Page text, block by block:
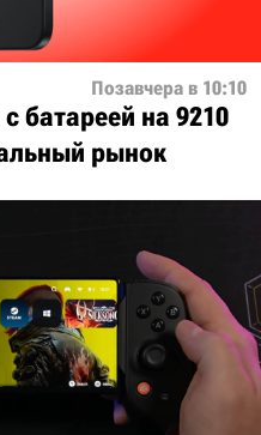
Позавчера в 10:10
батареей на 9210
рынок